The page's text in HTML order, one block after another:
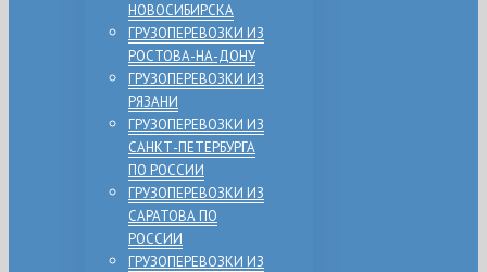
НОВОСИБИРСКА
ГРУЗОПЕРЕВОЗКИ ИЗ
РОСТОВА-НА-ДОНУ
ГРУЗОПЕРЕВОЗКИ ИЗ
РЯЗАНИ
ГРУЗОПЕРЕВОЗКИ ИЗ
САНКТ-ПЕТЕРБУРГА
ПО РОССИИ
ГРУЗОПЕРЕВОЗКИ ИЗ
САРАТОВА ПО
РОССИИ
ГРУЗОПЕРЕВОЗКИ ИЗ